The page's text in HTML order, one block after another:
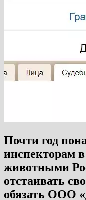
Почти год
инспекторам
животными
отстаивать
обязать ООО